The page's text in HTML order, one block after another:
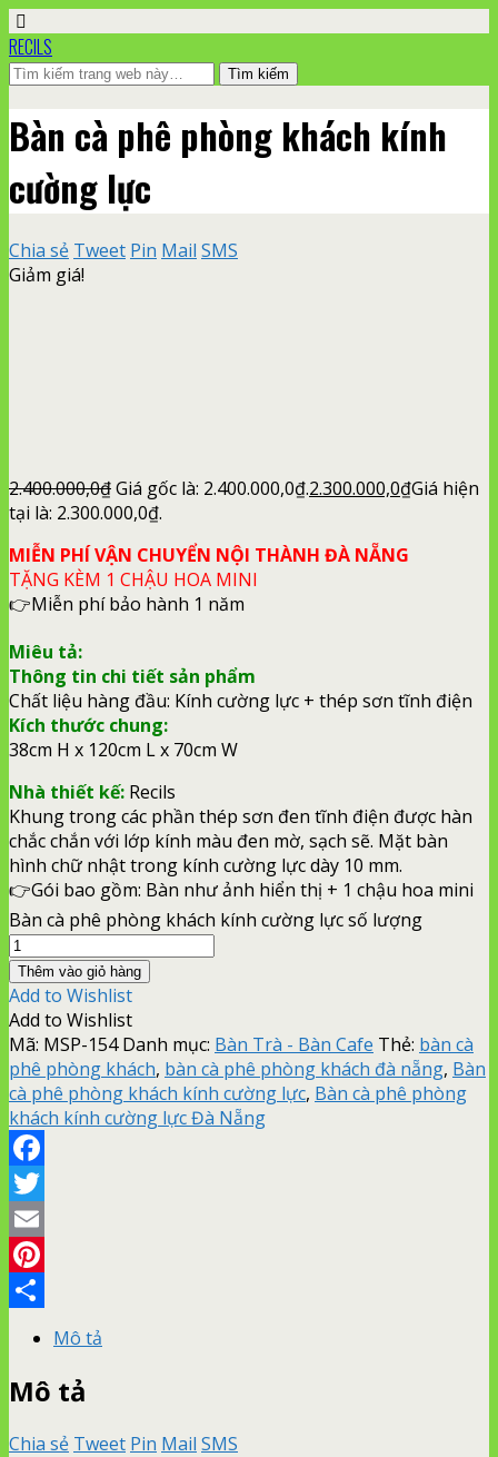
RECILS
Bàn cà phê phòng khách kính
cường lực
Chia sẻ Tweet Pin Mail SMS
Giảm giá!
2.400.000,0₫Giá gốc là: 2.400.000,0₫.2.300.000,0₫Giá hiện
tại là: 2.300.000,0₫.
MIỄN PHÍ VẬN CHUYỂN NỘI THÀNH ĐÀ NẴNG
TẶNG KÈM 1 CHẬU HOA MINI
👉Miễn phí bảo hành 1 năm
Miêu tả:
Thông tin chi tiết sản phẩm
Chất liệu hàng đầu: Kính cường lực + thép sơn tĩnh điện
Kích thước chung:
38cm H x 120cm L x 70cm W
Nhà thiết kế: Recils
Khung trong các phần thép sơn đen tĩnh điện được hàn
chắc chắn với lớp kính màu đen mờ, sạch sẽ. Mặt bàn
hình chữ nhật trong kính cường lực dày 10 mm.
👉Gói bao gồm: Bàn như ảnh hiển thị + 1 chậu hoa mini
Bàn cà phê phòng khách kính cường lực số lượng
Thêm vào giỏ hàng
Add to Wishlist
Add to Wishlist
Mã: MSP-154 Danh mục: Bàn Trà - Bàn Cafe Thẻ: bàn cà
phê phòng khách, bàn cà phê phòng khách đà nẵng, Bàn
cà phê phòng khách kính cường lực, Bàn cà phê phòng
khách kính cường lực Đà Nẵng
Facebook
Twitter
Email
Pinterest
ShareMô tả
Mô tả
Chia sẻ Tweet Pin Mail SMS